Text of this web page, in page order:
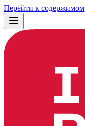
Перейти к